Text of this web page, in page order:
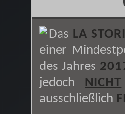
Das LA
einer
des Jahres
jedoch NICHT
ausschließlich